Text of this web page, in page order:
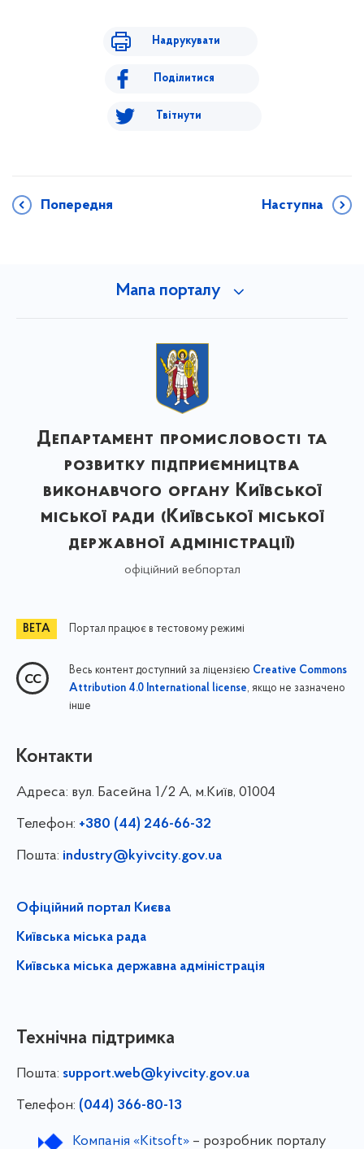
Надрукувати
Поділитися
Твітнути
Попередня Наступна
Мапа порталу
Департамент промисловості та
розвитку підприємництва
виконавчого органу Київської
міської ради (Київської міської
державної адміністрації)
офіційний вебпортал
Портал працює в тестовому режимі
Весь контент доступний за ліцензією Creative Commons
Attribution 4.0 International license, якщо не зазначено
інше
Контакти
Адреса: вул. Басейна 1/⁠2 А, м.Київ, 01004
Телефон: +380 (44) 246-66-32
Пошта: industry@kyivcity.gov.ua
Офіційний портал Києва
Київська міська рада
Київська міська державна адміністрація
Технічна підтримка
Пошта: support.web@kyivcity.gov.ua
Телефон: (044) 366-80-13
Компанія «Kitsoft»– розробник порталу